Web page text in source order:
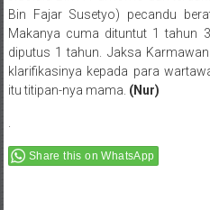
Bin Fajar Susetyo) pecandu
Makanya cuma dituntut 1 tahun
diputus 1 tahun. Jaksa
klarifikasinya kepada para
itu titipan-nya mama. (Nur)
.
Share this on WhatsApp